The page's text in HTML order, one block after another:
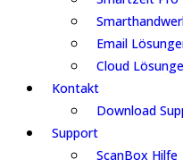
Email
Cloud
Kontakt
Download
Support
ScanBox Hilfe